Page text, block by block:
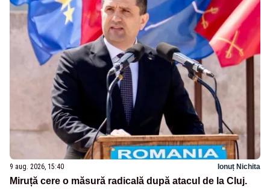
9 aug. 2026, 15:40 Ionuț Nichita
Miruță cere o măsură radicală după atacul de la Cluj.